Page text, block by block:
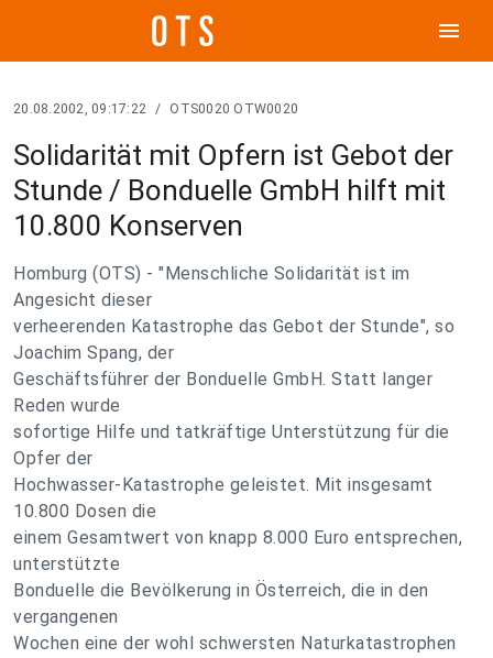
menu
20.08.2002, 09:17:22 / OTS0020 OTW0020
Solidarität mit Opfern ist Gebot der
Stunde / Bonduelle GmbH hilft mit
10.800 Konserven
Homburg (OTS) - "Menschliche Solidarität ist im
Angesicht dieser
verheerenden Katastrophe das Gebot der Stunde", so
Joachim Spang, der
Geschäftsführer der Bonduelle GmbH. Statt langer
Reden wurde
sofortige Hilfe und tatkräftige Unterstützung für die
Opfer der
Hochwasser-Katastrophe geleistet. Mit insgesamt
10.800 Dosen die
einem Gesamtwert von knapp 8.000 Euro entsprechen,
unterstützte
Bonduelle die Bevölkerung in Österreich, die in den
vergangenen
Wochen eine der wohl schwersten Naturkatastrophen